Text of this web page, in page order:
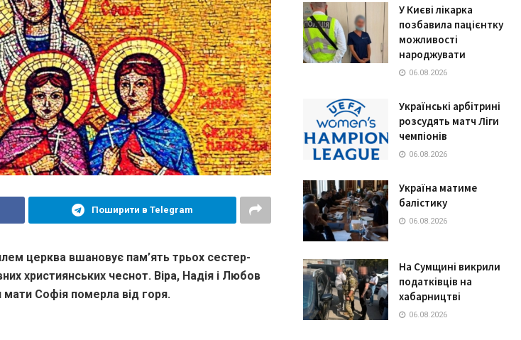
Поширити в Telegram
церква вшановує пам’ять трьох сестер-
християнських чеснот. Віра, Надія і Любов
мати Софія померла від горя.
У Києві лікарка
позбавила пацієнтку
можливості
народжувати
06.08.2026
Українські арбітрині
розсудять матч Ліги
чемпіонів
06.08.2026
Україна матиме
балістику
06.08.2026
На Сумщині викрили
податківців на
хабарництві
06.08.2026